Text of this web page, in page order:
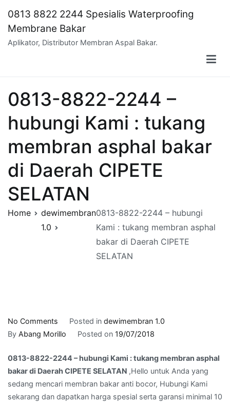
content
0813 8822 2244 Spesialis Waterproofing
Membrane Bakar
Aplikator, Distributor Membran Aspal Bakar.
0813-8822-2244 –
hubungi Kami : tukang
membran asphal bakar
di Daerah CIPETE
SELATAN
Home
dewimembran
1.0
0813-8822-2244 – hubungi
Kami : tukang membran asphal
bakar di Daerah CIPETE
SELATAN
No Comments
0813-
2244
–
hubungi
Kami
Posted in dewimembran 1.0
By Abang Morillo Posted on 19/07/2018
0813-8822-2244 – hubungi Kami : tukang membran asphal
bakar di Daerah CIPETE SELATAN ,Hello untuk Anda yang
sedang mencari membran bakar anti bocor, Hubungi Kami
sekarang dan dapatkan harga spesial serta garansi minimal 10